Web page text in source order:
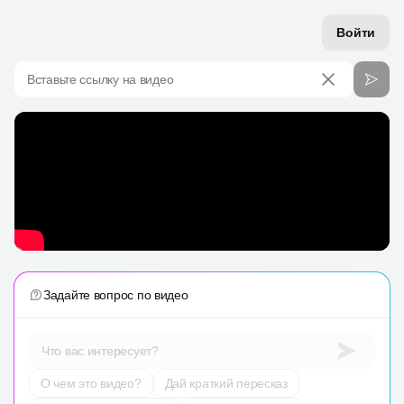
Войти
Вставьте ссылку на видео
Задайте вопрос по видео
Что вас интересует?
О чем это видео?
Дай краткий пересказ